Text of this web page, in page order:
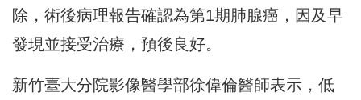
除，術後病理報告確認為第1期肺腺癌，因及早
發現並接受治療，預後良好。
新竹臺大分院影像醫學部徐偉倫醫師表示，低